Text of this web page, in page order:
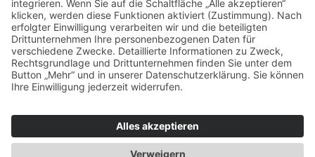
Don Bosco Mission Bonn
Sträßchensweg 3
53113 Bonn
Spendenkonto